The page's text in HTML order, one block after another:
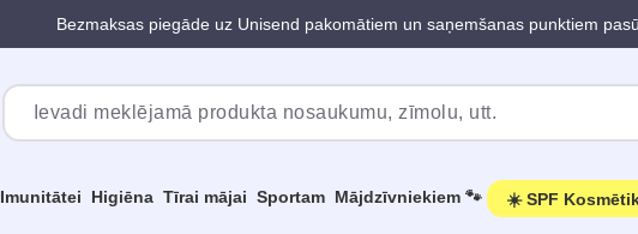
Bezmaksas piegāde uz Unisend pakomātiem un saņemšanas punktiem
Imunitātei Higiēna Tīrai mājai Sportam Mājdzīvniekiem 🐾 ☀️ SPF